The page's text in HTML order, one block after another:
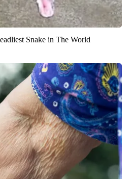
Snake in The World